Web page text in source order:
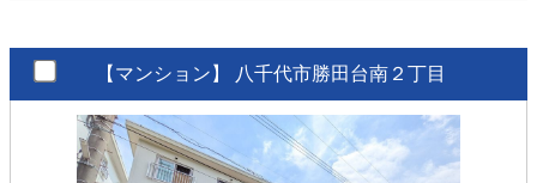
【マンション】 八千代市勝田台南２丁目